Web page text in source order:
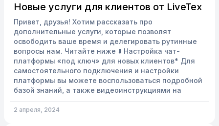
Новые услуги для клиентов от LiveTex
Привет, друзья! Хотим рассказать про
дополнительные услуги, которые позволят
освободить ваше время и делегировать рутинные
вопросы нам. Читайте ниже ⬇️ Настройка чат-
платформы «под ключ» для новых клиентов* Для
самостоятельного подключения и настройки
платформы вы можете воспользоваться подробной
базой знаний, а также видеоинструкциями на
YouTube. А, в случае технических сложностей,
поможет наша техподдержка. Но, как вы знаете,
2 апреля, 2024